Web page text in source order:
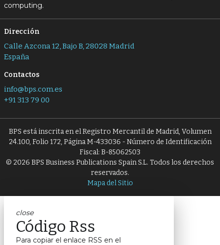
computing.
Dirección
Calle Azcona 12, Bajo B, 28028 Madrid
España
Contactos
info@bps.com.es
+91 313 79 00
BPS está inscrita en el Registro Mercantil de Madrid, Volumen
24.100, Folio 172, Página M-433036 - Número de Identificación
Fiscal: B-85062503
© 2026 BPS Business Publications Spain S.L. Todos los derechos
reservados.
Mapa del Sitio
close
Código Rss
Para copiar el enlace RSS en el